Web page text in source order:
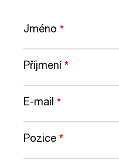
Jméno *
Příjmení*
E-mail *
Pozice *